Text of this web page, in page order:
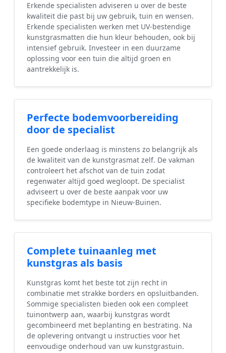
Erkende specialisten adviseren u over de beste
kwaliteit die past bij uw gebruik, tuin en wensen.
Erkende specialisten werken met UV-bestendige
kunstgrasmatten die hun kleur behouden, ook bij
intensief gebruik. Investeer in een duurzame
oplossing voor een tuin die altijd groen en
aantrekkelijk is.
Perfecte bodemvoorbereiding
door de specialist
Een goede onderlaag is minstens zo belangrijk als
de kwaliteit van de kunstgrasmat zelf. De vakman
controleert het afschot van de tuin zodat
regenwater altijd goed wegloopt. De specialist
adviseert u over de beste aanpak voor uw
specifieke bodemtype in Nieuw-Buinen.
Complete tuinaanleg met
kunstgras als basis
Kunstgras komt het beste tot zijn recht in
combinatie met strakke borders en opsluitbanden.
Sommige specialisten bieden ook een compleet
tuinontwerp aan, waarbij kunstgras wordt
gecombineerd met beplanting en bestrating. Na
de oplevering ontvangt u instructies voor het
eenvoudige onderhoud van uw kunstgrastuin.